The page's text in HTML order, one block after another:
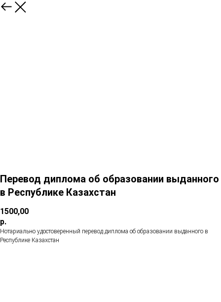
Перевод диплома об образовании выданного
в Республике Казахстан
1500,00
р.
Нотариально удостоверенный перевод диплома об образовании выданного в
Республике Казахстан